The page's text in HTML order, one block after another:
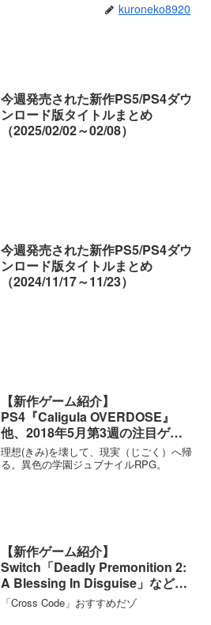
kuroneko8920
今週発売された新作PS5/PS4ダウ
ンロード版タイトルまとめ
（2025/02/02～02/08）
今週発売された新作PS5/PS4ダウ
ンロード版タイトルまとめ
（2024/11/17～11/23）
【新作ゲーム紹介】
PS4『Caligula OVERDOSE』
他、2018年5月第3週の注目ゲー
ムタイトル紹介
理想(きみ)を壊して、現実（じごく）へ帰
る。異色の学園ジュブナイルRPG。
【新作ゲーム紹介】
Switch「Deadly Premonition 2:
A Blessing In Disguise」など、
2020年7月第2週発売の注目ゲー
ムタイトルを紹介！
「Cross Code」おすすめだゾ